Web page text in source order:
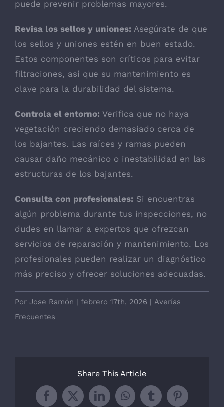
puede prevenir problemas mayores.
Revisa los sellos y uniones: Asegúrate de que
los sellos y uniones estén en buen estado.
Estos componentes son críticos para evitar
filtraciones, así que su mantenimiento es
clave para la durabilidad del sistema.
Controla el entorno: Verifica que no haya
vegetación creciendo demasiado cerca de
los bajantes. Las raíces y ramas pueden
causar daño mecánico o inestabilidad en las
estructuras de los bajantes.
Consulta con profesionales: Si encuentras
algún problema durante tus inspecciones, no
dudes en llamar a expertos que ofrezcan
servicios de reparación y mantenimiento. Los
profesionales pueden realizar un diagnóstico
más preciso y ofrecer soluciones adecuadas.
Por Jose Ramón | febrero 17th, 2026 | Averías
Frecuentes
Share This Article
Facebook
X LinkedInWhatsApp
TumblrPinterest